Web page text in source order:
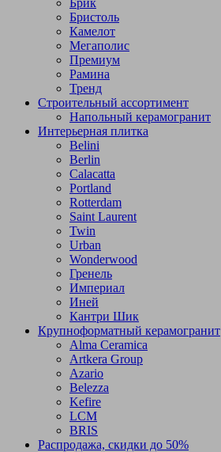
Бристоль
Камелот
Мегаполис
Премиум
Рамина
Тренд
Строительный ассортимент
Напольный керамогранит
Интерьерная плитка
Belini
Berlin
Calacatta
Portland
Rotterdam
Saint Laurent
Twin
Urban
Wonderwood
Гренель
Империал
Иней
Кантри Шик
Крупноформатный керамогранит
Alma Ceramica
Artkera Group
Azario
Belezza
Kefire
LCM
BRIS
Распродажа, скидки до 50%